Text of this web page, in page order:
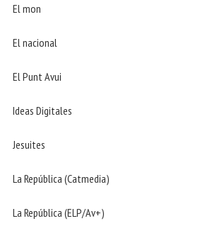
El mon
El nacional
El Punt Avui
Ideas Digitales
Jesuites
La República (Catmedia)
La República (ELP/Av+)